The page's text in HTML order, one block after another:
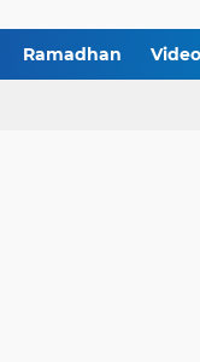
Kikin Siapkan Program
Ramadhan Video